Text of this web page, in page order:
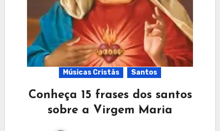
Músicas Cristãs Santos
Conheça 15 frases dos santos
sobre a Virgem Maria